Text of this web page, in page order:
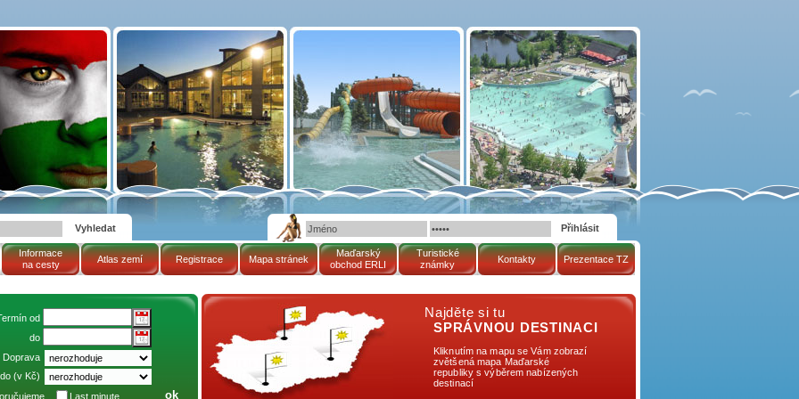
Informace
na cesty
Atlas zemí Registrace Mapa stránek
Maďarský
obchod ERLI
Turistické
známky
Kontakty Prezentace TZ
od
do
Doprava
(v Kč)
Last minute
mapa Maďarské republiky
Najděte si tu
SPRÁVNOU DESTINACI
Kliknutím na mapu se Vám zobrazí
zvětšená mapa Maďarské
republiky s výběrem nabízených
destinací